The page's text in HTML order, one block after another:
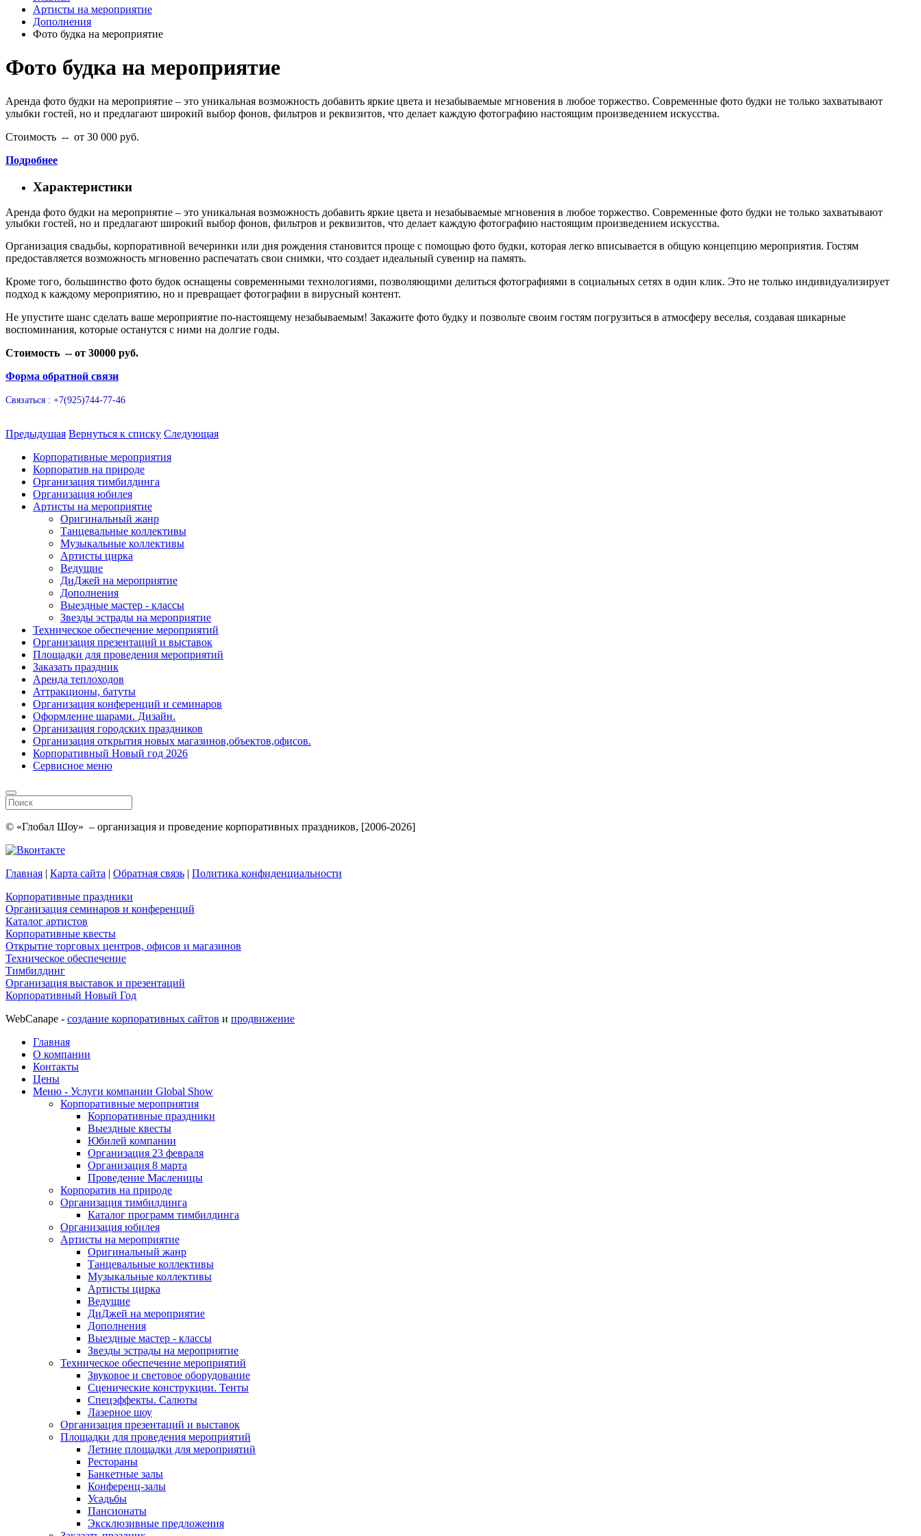
Артисты на мероприятие
Дополнения
Фото будка на мероприятие
Фото будка на мероприятие
Аренда фото будки на мероприятие – это уникальная возможность добавить яркие цвета и незабываемые мгновения в любое торжество. Современные фото будки не только захватывают
улыбки гостей, но и предлагают широкий выбор фонов, фильтров и реквизитов, что делает каждую фотографию настоящим произведением искусства.
Стоимость -- от 30 000 руб.
Подробнее
Характеристики
Аренда фото будки на мероприятие – это уникальная возможность добавить яркие цвета и незабываемые мгновения в любое торжество. Современные фото будки не только захватывают
улыбки гостей, но и предлагают широкий выбор фонов, фильтров и реквизитов, что делает каждую фотографию настоящим произведением искусства.
Организация свадьбы, корпоративной вечеринки или дня рождения становится проще с помощью фото будки, которая легко вписывается в общую концепцию мероприятия. Гостям
предоставляется возможность мгновенно распечатать свои снимки, что создает идеальный сувенир на память.
Кроме того, большинство фото будок оснащены современными технологиями, позволяющими делиться фотографиями в социальных сетях в один клик. Это не только индивидуализирует
подход к каждому мероприятию, но и превращает фотографии в вирусный контент.
Не упустите шанс сделать ваше мероприятие по-настоящему незабываемым! Закажите фото будку и позвольте своим гостям погрузиться в атмосферу веселья, создавая шикарные
воспоминания, которые останутся с ними на долгие годы.
Стоимость -- от 30000 руб.
Форма обратной связи
Связаться : +7(925)744-77-46
Предыдущая Вернуться к списку Следующая
Корпоративные мероприятия
Корпоратив на природе
Организация тимбилдинга
Организация юбилея
Артисты на мероприятие
Оригинальный жанр
Танцевальные коллективы
Музыкальные коллективы
Артисты цирка
Ведущие
ДиДжей на мероприятие
Дополнения
Выездные мастер - классы
Звезды эстрады на мероприятие
Техническое обеспечение мероприятий
Организация презентаций и выставок
Площадки для проведения мероприятий
Заказать праздник
Аренда теплоходов
Аттракционы, батуты
Организация конференций и семинаров
Оформление шарами. Дизайн.
Организация городских праздников
Организация открытия новых магазинов,объектов,офисов.
Корпоративный Новый год 2026
Сервисное меню
© «Глобал Шоу» – организация и проведение корпоративных праздников, [2006-2026]
Главная | Карта сайта | Обратная связь | Политика конфиденциальности
Корпоративные праздники
Организация семинаров и конференций
Каталог артистов
Корпоративные квесты
Открытие торговых центров, офисов и магазинов
Техническое обеспечение
Тимбилдинг
Организация выставок и презентаций
Корпоративный Новый Год
WebCanape - создание корпоративных сайтов и продвижение
Главная
О компании
Контакты
Цены
Меню - Услуги компании Global Show
Корпоративные мероприятия
Корпоративные праздники
Выездные квесты
Юбилей компании
Организация 23 февраля
Организация 8 марта
Проведение Масленицы
Корпоратив на природе
Организация тимбилдинга
Каталог программ тимбилдинга
Организация юбилея
Артисты на мероприятие
Оригинальный жанр
Танцевальные коллективы
Музыкальные коллективы
Артисты цирка
Ведущие
ДиДжей на мероприятие
Дополнения
Выездные мастер - классы
Звезды эстрады на мероприятие
Техническое обеспечение мероприятий
Звуковое и световое оборудование
Сценические конструкции. Тенты
Спецэффекты. Салюты
Лазерное шоу
Организация презентаций и выставок
Площадки для проведения мероприятий
Летние площадки для мероприятий
Рестораны
Банкетные залы
Конференц-залы
Усадьбы
Пансионаты
Эксклюзивные предложения